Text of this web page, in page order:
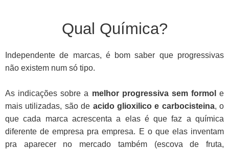
Qual Química?
Independente de marcas, é bom saber que progressivas
não existem num só tipo.
As indicações sobre a melhor progressiva sem formol e
mais utilizadas, são de acido glioxilico e carbocisteina, o
que cada marca acrescenta a elas é que faz a química
diferente de empresa pra empresa. E o que elas inventam
pra aparecer no mercado também (escova de fruta,